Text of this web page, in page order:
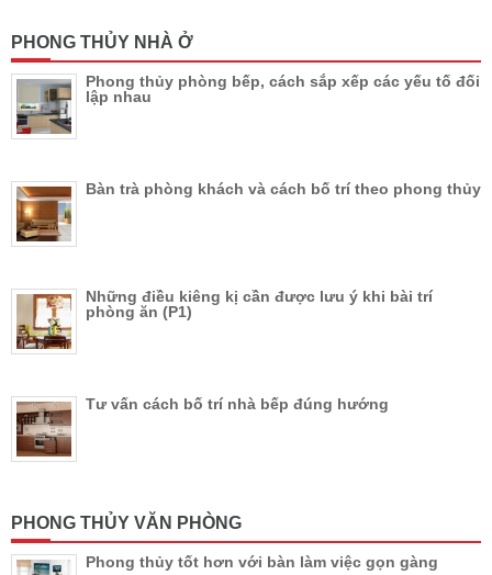
PHONG THỦY NHÀ Ở
Phong thủy phòng bếp, cách sắp xếp các yếu tố đối
lập nhau
Bàn trà phòng khách và cách bố trí theo phong thủy
Những điều kiêng kị cần được lưu ý khi bài trí
phòng ăn (P1)
Tư vấn cách bố trí nhà bếp đúng hướng
PHONG THỦY VĂN PHÒNG
Phong thủy tốt hơn với bàn làm việc gọn gàng